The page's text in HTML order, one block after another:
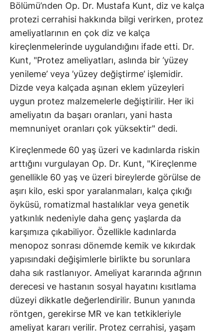
Bölümü’nden Op. Dr. Mustafa Kunt, diz ve kalça
protezi cerrahisi hakkında bilgi verirken, protez
ameliyatlarının en çok diz ve kalça
kireçlenmelerinde uygulandığını ifade etti. Dr.
Kunt, "Protez ameliyatları, aslında bir ’yüzey
yenileme’ veya ’yüzey değiştirme’ işlemidir.
Dizde veya kalçada aşınan eklem yüzeyleri
uygun protez malzemelerle değiştirilir. Her iki
ameliyatın da başarı oranları, yani hasta
memnuniyet oranları çok yüksektir" dedi.
Kireçlenmede 60 yaş üzeri ve kadınlarda riskin
arttığını vurgulayan Op. Dr. Kunt, "Kireçlenme
genellikle 60 yaş ve üzeri bireylerde görülse de
aşırı kilo, eski spor yaralanmaları, kalça çıkığı
öyküsü, romatizmal hastalıklar veya genetik
yatkınlık nedeniyle daha genç yaşlarda da
karşımıza çıkabiliyor. Özellikle kadınlarda
menopoz sonrası dönemde kemik ve kıkırdak
yapısındaki değişimlerle birlikte bu sorunlara
daha sık rastlanıyor. Ameliyat kararında ağrının
derecesi ve hastanın sosyal hayatını kısıtlama
düzeyi dikkatle değerlendirilir. Bunun yanında
röntgen, gerekirse MR ve kan tetkikleriyle
ameliyat kararı verilir. Protez cerrahisi, yaşam